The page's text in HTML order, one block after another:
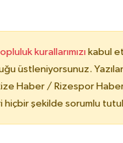
kurallarımızı kabul
üstleniyorsunuz.
Haber / Rizespor
hiçbir şekilde sorumlu